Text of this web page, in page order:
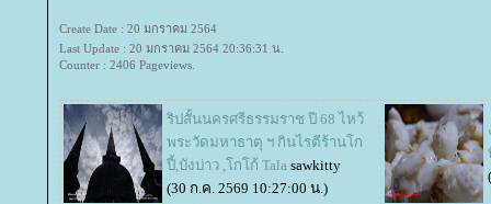
Create Date : 20 มกราคม 2564
Last Update : 20 มกราคม 2564 20:36:31 น.
Counter : 2406 Pageviews.
ริปสั้นนครศรีธรรมราช ปี 68 ไหว้
พระวัดมหาธาตุ ฯ กินไรตีร้านโก
ปี้,บังบ่าว ,โกโก้ Tala sawkitty
(30 ก.ค. 2569 10:27:00 น.)